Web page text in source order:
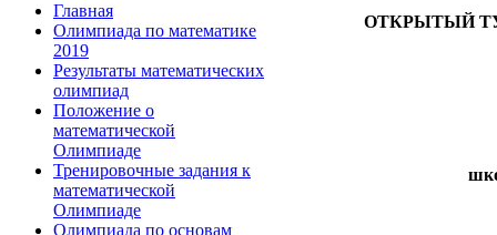
Главная
Олимпиада по математике
2019
Результаты математических
олимпиад
Положение о
математической
Олимпиаде
Тренировочные задания к
математической
Олимпиаде
Олимпиада по основам
ОТКРЫТЫЙ